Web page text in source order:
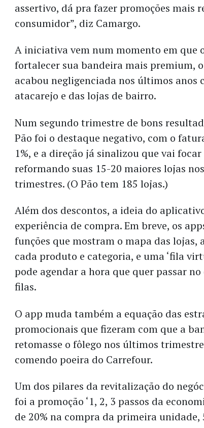
assertivo, dá pra fazer promoções mais
consumidor”, diz Camargo.
A iniciativa vem num momento em que
fortalecer sua bandeira mais premium, o
acabou negligenciada nos últimos anos
atacarejo e das lojas de bairro.
Num segundo trimestre de bons
Pão foi o destaque negativo, com o
1%, e a direção já sinalizou que vai
reformando suas 15-20 maiores lojas
trimestres. (O Pão tem 185 lojas.)
Além dos descontos, a ideia do
experiência de compra. Em breve, os
funções que mostram o mapa das lojas,
cada produto e categoria, e uma ‘fila
pode agendar a hora que quer passar
filas.
O app muda também a equação das
promocionais que fizeram com que a
retomasse o fôlego nos últimos
comendo poeira do Carrefour.
Um dos pilares da revitalização do
foi a promoção ‘1, 2, 3 passos da
de 20% na compra da primeira unidade,